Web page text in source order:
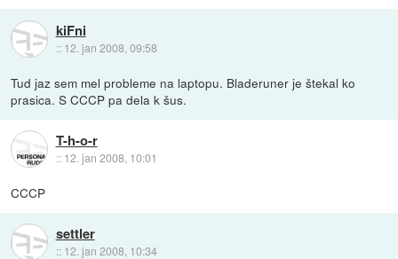
kiFni
:: 12. jan 2008, 09:58
Tud jaz sem mel probleme na laptopu. Bladeruner je štekal ko
prasica. S CCCP pa dela k šus.
T-h-o-r
:: 12. jan 2008, 10:01
CCCP
settler
:: 12. jan 2008, 10:34